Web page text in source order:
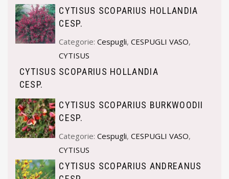
CYTISUS SCOPARIUS HOLLANDIA
CESP.
Categorie:Cespugli,CESPUGLI VASO,
CYTISUS
CYTISUS SCOPARIUS HOLLANDIA
CESP.
CYTISUS SCOPARIUS BURKWOODII
CESP.
Categorie:Cespugli,CESPUGLI VASO,
CYTISUS
CYTISUS SCOPARIUS ANDREANUS